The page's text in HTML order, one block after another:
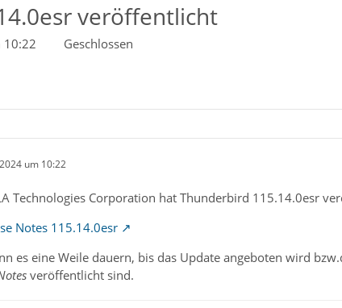
veröffentlicht
10:22 Geschlossen
um 10:22
Technologies Corporation hat Thunderbird 115.14.0esr
Notes 115.14.0esr
es eine Weile dauern, bis das Update angeboten wird
veröffentlicht sind.